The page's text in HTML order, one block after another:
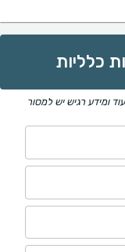
כלליות
ומידע רגיש יש למסור